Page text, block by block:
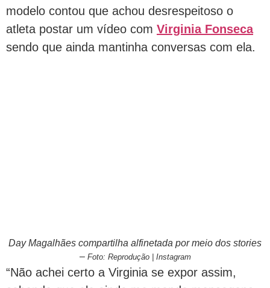
modelo contou que achou desrespeitoso o
atleta postar um vídeo com Virginia Fonseca
sendo que ainda mantinha conversas com ela.
Day Magalhães compartilha alfinetada por meio dos stories
– Foto: Reprodução | Instagram
“Não achei certo a Virginia se expor assim,